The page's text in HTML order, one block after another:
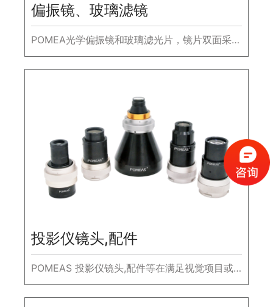
偏振镜、玻璃滤镜
POMEA光学偏振镜和玻璃滤光片，镜片双面采用
多层镀膜技术，减少光源的反射光，实现高透光
率。
投影仪镜头,配件
POMEAS 投影仪镜头,配件等在满足视觉项目或
视觉系统的组合需求方面也起着重要作用。